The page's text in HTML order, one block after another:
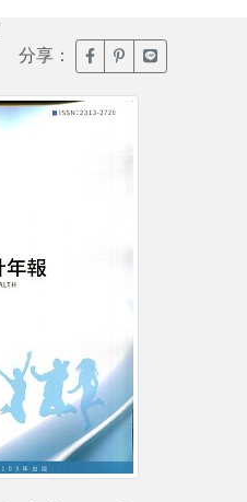
分享： 臉書分享(另開新視窗)
噗浪分享(另開新
Line分享(另